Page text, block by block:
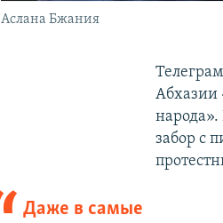
Аслана Бжания
Абхазии
забор с
Даже в самые